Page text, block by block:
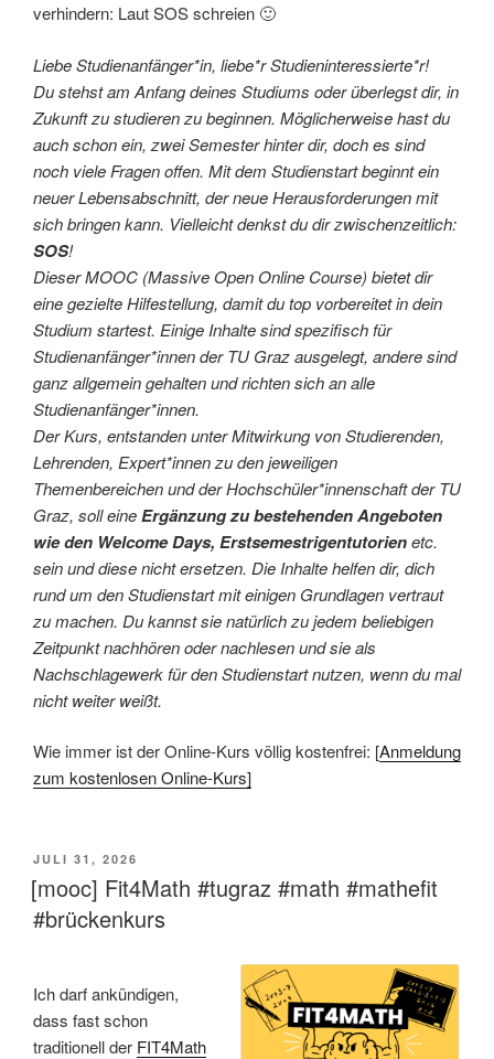
verhindern: Laut SOS schreien 🙂
Liebe Studienanfänger*in, liebe*r Studieninteressierte*r!
Du stehst am Anfang deines Studiums oder überlegst dir, in
Zukunft zu studieren zu beginnen. Möglicherweise hast du
auch schon ein, zwei Semester hinter dir, doch es sind
noch viele Fragen offen. Mit dem Studienstart beginnt ein
neuer Lebensabschnitt, der neue Herausforderungen mit
sich bringen kann. Vielleicht denkst du dir zwischenzeitlich:
SOS!
Dieser MOOC (Massive Open Online Course) bietet dir
eine gezielte Hilfestellung, damit du top vorbereitet in dein
Studium startest. Einige Inhalte sind spezifisch für
Studienanfänger*innen der TU Graz ausgelegt, andere sind
ganz allgemein gehalten und richten sich an alle
Studienanfänger*innen.
Der Kurs, entstanden unter Mitwirkung von Studierenden,
Lehrenden, Expert*innen zu den jeweiligen
Themenbereichen und der Hochschüler*innenschaft der TU
Graz, soll eineErgänzung zu bestehenden Angeboten
wie den Welcome Days, Erstsemestrigentutorienetc.
sein und diese nicht ersetzen. Die Inhalte helfen dir, dich
rund um den Studienstart mit einigen Grundlagen vertraut
zu machen. Du kannst sie natürlich zu jedem beliebigen
Zeitpunkt nachhören oder nachlesen und sie als
Nachschlagewerk für den Studienstart nutzen, wenn du mal
nicht weiter weißt.
Wie immer ist der Online-Kurs völlig kostenfrei: [Anmeldung
zum kostenlosen Online-Kurs]
VERÖFFENTLICHT
AM
JULI 31, 2026
[mooc] Fit4Math #tugraz #math #mathefit
#brückenkurs
Ich darf ankündigen,
dass fast schon
traditionell der FIT4Math